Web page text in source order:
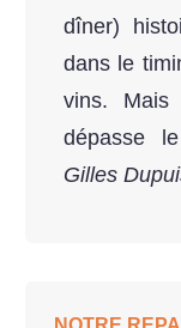
dîner)
dans le
vins.
dépasse
Gilles